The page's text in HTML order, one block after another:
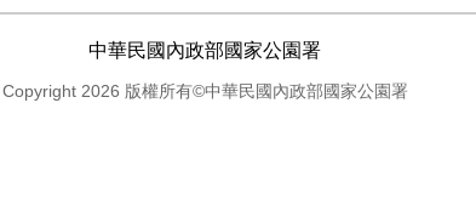
中華民國內政部國家公園署
Copyright 2026 版權所有©中華民國內政部國家公園署